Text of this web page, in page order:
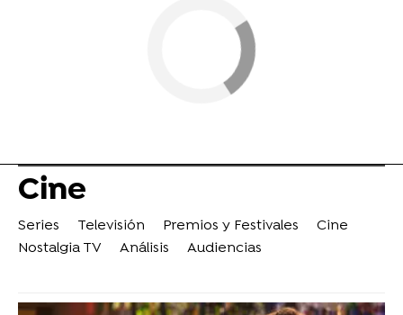
Cine
Series Televisión Premios y Festivales
Cine
Nostalgia TV
Análisis Audiencias